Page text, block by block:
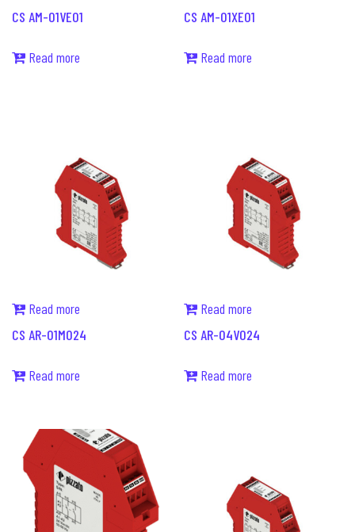
CS AM-01VE01
Read more
CS AM-01XE01
Read more
Read more
CS AR-01M024
Read more
Read more
CS AR-04V024
Read more